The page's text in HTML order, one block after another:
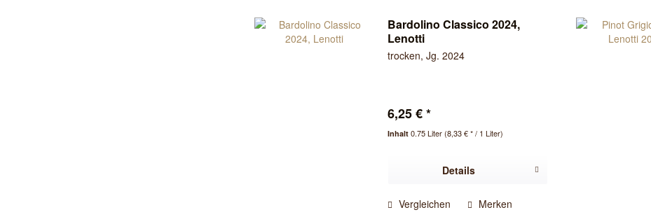
Bardolino Classico 2024,
Lenotti
trocken, Jg. 2024
6,25 € *
Inhalt0.75 Liter(8,33 € * / 1 Liter)
Details
Vergleichen Merken